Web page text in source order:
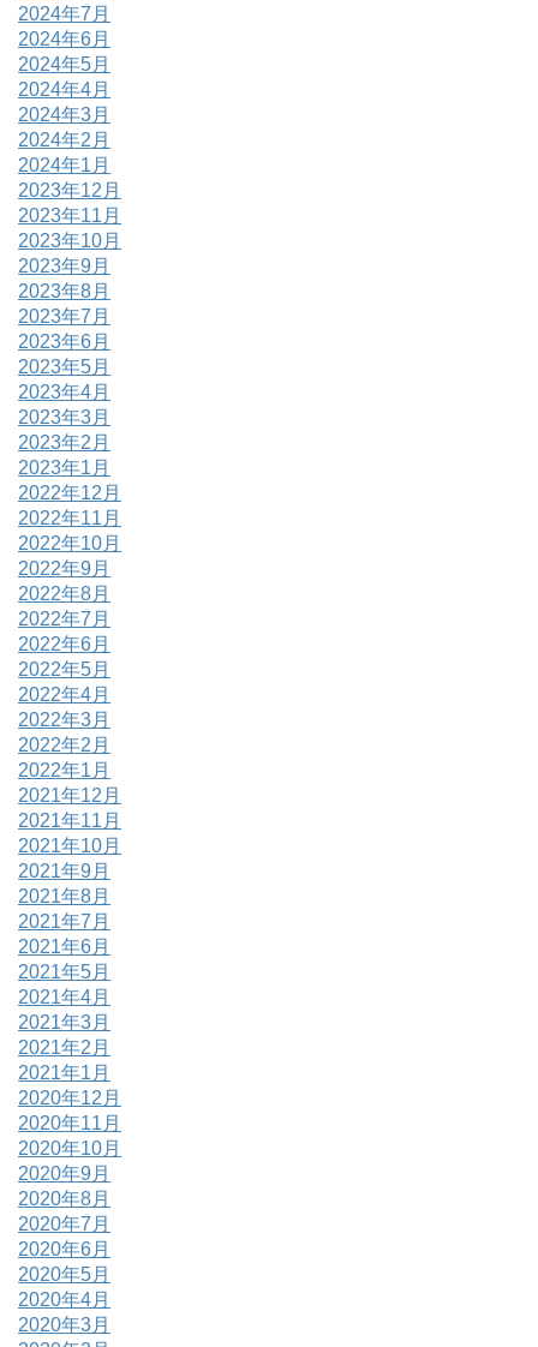
2024年7月
2024年6月
2024年5月
2024年4月
2024年3月
2024年2月
2024年1月
2023年12月
2023年11月
2023年10月
2023年9月
2023年8月
2023年7月
2023年6月
2023年5月
2023年4月
2023年3月
2023年2月
2023年1月
2022年12月
2022年11月
2022年10月
2022年9月
2022年8月
2022年7月
2022年6月
2022年5月
2022年4月
2022年3月
2022年2月
2022年1月
2021年12月
2021年11月
2021年10月
2021年9月
2021年8月
2021年7月
2021年6月
2021年5月
2021年4月
2021年3月
2021年2月
2021年1月
2020年12月
2020年11月
2020年10月
2020年9月
2020年8月
2020年7月
2020年6月
2020年5月
2020年4月
2020年3月